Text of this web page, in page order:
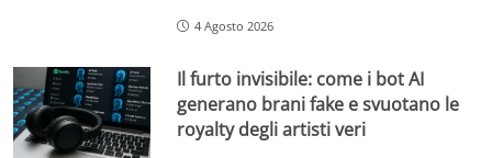
4 Agosto 2026
Il furto invisibile: come i bot AI
generano brani fake e svuotano le
royalty degli artisti veri